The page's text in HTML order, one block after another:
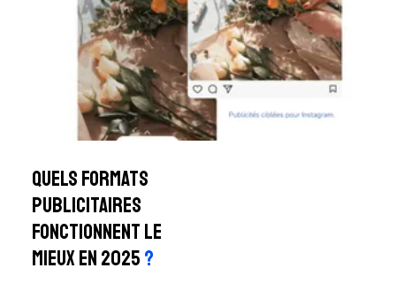
Quels formats
publicitaires
fonctionnent le
mieux en 2025 ?